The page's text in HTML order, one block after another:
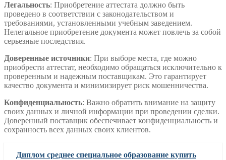
Легальность: Приобретение аттестата должно быть
проведено в соответствии с законодательством и
требованиями, установленными учебным заведением.
Нелегальное приобретение документа может повлечь за собой
серьезные последствия.
Доверенные источники: При выборе места, где можно
приобрести аттестат, необходимо обращаться исключительно к
проверенным и надежным поставщикам. Это гарантирует
качество документа и минимизирует риск мошенничества.
Конфиденциальность: Важно обратить внимание на защиту
своих данных и личной информации при проведении сделки.
Доверенный поставщик обеспечивает конфиденциальность и
сохранность всех данных своих клиентов.
Диплом среднее специальное образование купить